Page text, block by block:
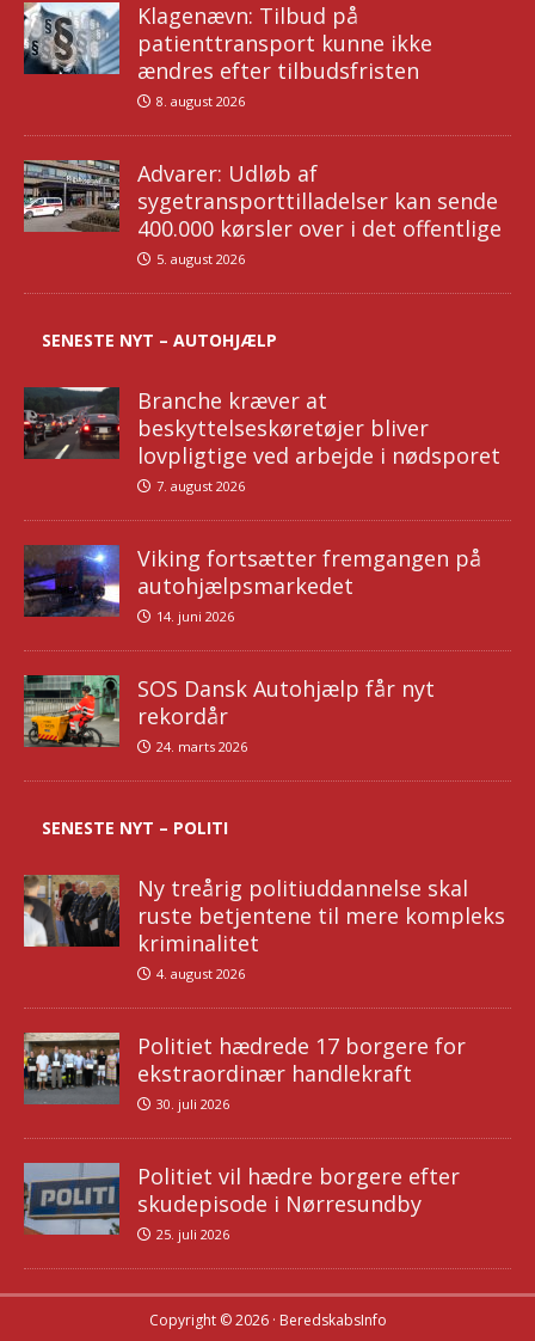
Klagenævn: Tilbud på
patienttransport kunne ikke
ændres efter tilbudsfristen
8. august 2026
Advarer: Udløb af
sygetransporttilladelser kan sende
400.000 kørsler over i det offentlige
5. august 2026
SENESTE NYT – AUTOHJÆLP
Branche kræver at
beskyttelseskøretøjer bliver
lovpligtige ved arbejde i nødsporet
7. august 2026
Viking fortsætter fremgangen på
autohjælpsmarkedet
14. juni 2026
SOS Dansk Autohjælp får nyt
rekordår
24. marts 2026
SENESTE NYT – POLITI
Ny treårig politiuddannelse skal
ruste betjentene til mere kompleks
kriminalitet
4. august 2026
Politiet hædrede 17 borgere for
ekstraordinær handlekraft
30. juli 2026
Politiet vil hædre borgere efter
skudepisode i Nørresundby
25. juli 2026
Copyright © 2026 · BeredskabsInfo